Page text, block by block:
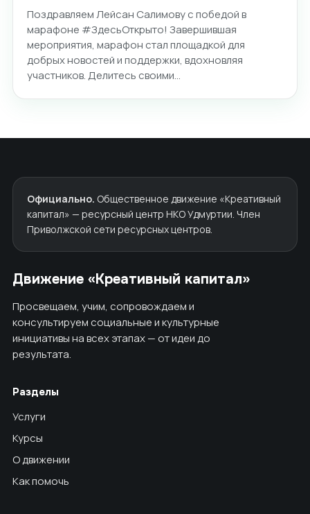
Поздравляем Лейсан Салимову с победой в
марафоне #ЗдесьОткрыто! Завершившая
мероприятия, марафон стал площадкой для
добрых новостей и поддержки, вдохновляя
участников. Делитесь своими…
Официально. Общественное движение «Креативный
капитал» — ресурсный центр НКО Удмуртии. Член
Приволжской сети ресурсных центров.
Движение «Креативный капитал»
Просвещаем, учим, сопровождаем и
консультируем социальные и культурные
инициативы на всех этапах — от идеи до
результата.
Разделы
Услуги
Курсы
О движении
Как помочь